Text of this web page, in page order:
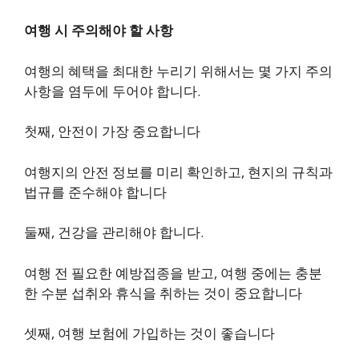
여행 시 주의해야 할 사항
여행의 혜택을 최대한 누리기 위해서는 몇 가지 주의
사항을 염두에 두어야 합니다.
첫째, 안전이 가장 중요합니다
여행지의 안전 정보를 미리 확인하고, 현지의 규칙과
법규를 준수해야 합니다
둘째, 건강을 관리해야 합니다.
여행 전 필요한 예방접종을 받고, 여행 중에는 충분
한 수분 섭취와 휴식을 취하는 것이 중요합니다
셋째, 여행 보험에 가입하는 것이 좋습니다